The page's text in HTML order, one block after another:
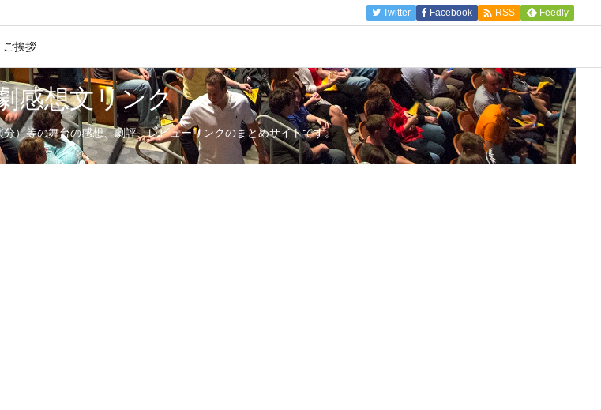
ご挨拶
Twitter Facebook  RSS Feedly
感想文リンク
）等の舞台の感想、劇評、レビューリンクのまとめサイトです。